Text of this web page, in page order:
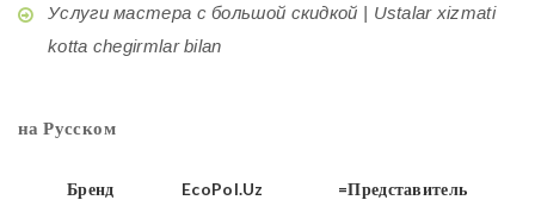
Услуги мастера с большой скидкой | Ustalar xizmati
kotta chegirmlar bilan
на Русском
Бренд EcoPol.Uz =Представитель